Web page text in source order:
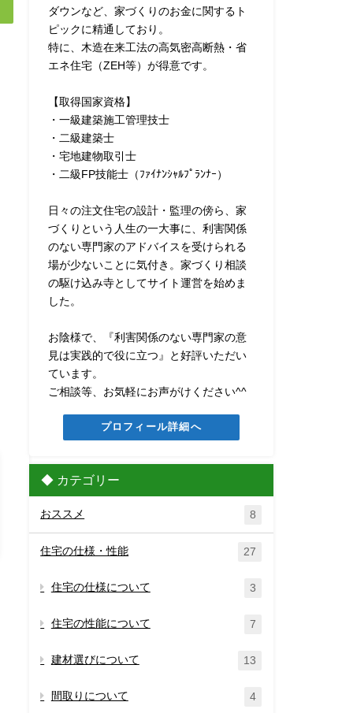
ダウンなど、家づくりのお金に関するト
ピックに精通しており。
特に、木造在来工法の高気密高断熱・省
エネ住宅（ZEH等）が得意です。
【取得国家資格】
・一級建築施工管理技士
・二級建築士
・宅地建物取引士
・二級FP技能士（ﾌｧｲﾅﾝｼｬﾙﾌﾟﾗﾝﾅｰ）
日々の注文住宅の設計・監理の傍ら、家
づくりという人生の一大事に、利害関係
のない専門家のアドバイスを受けられる
場が少ないことに気付き。家づくり相談
の駆け込み寺としてサイト運営を始めま
した。
お陰様で、『利害関係のない専門家の意
見は実践的で役に立つ』と好評いただい
ています。
ご相談等、お気軽にお声がけください^^
プロフィール詳細へ
◆ カテゴリー
おススメ 8
住宅の仕様・性能 27
住宅の仕様について 3
住宅の性能について 7
建材選びについて 13
間取りについて 4